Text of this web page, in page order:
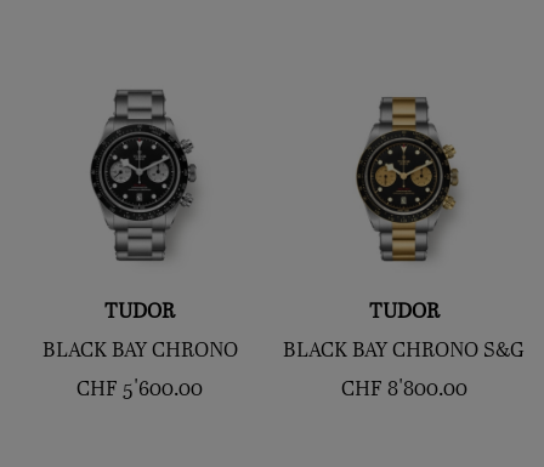
TUDOR
BLACK BAY CHRONO
CHF 5'600.00
TUDOR
BLACK BAY CHRONO S&G
CHF 8'800.00